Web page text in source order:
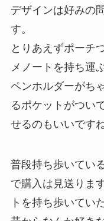
デザインは好みの
す。
とりあえずポーチ
メノートを持ち運
ペンホルダーがち
るポケットがつい
せるのもいいですね
普段持ち歩いてい
で購入は見送りま
トを持ち歩いてい